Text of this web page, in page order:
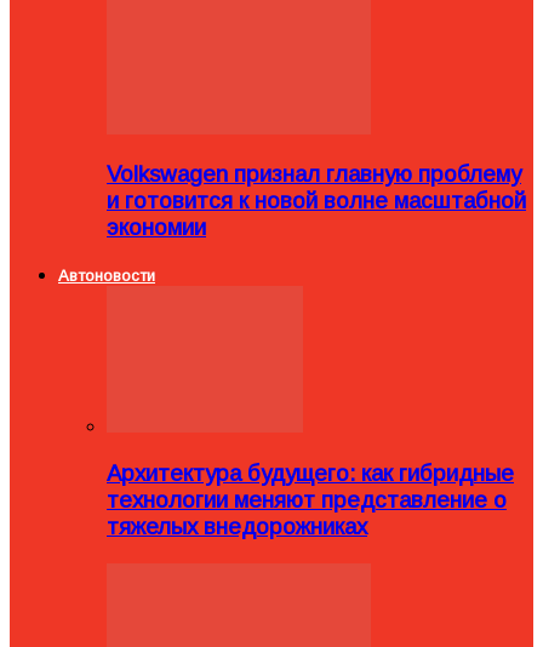
Volkswagen признал главную проблему
и готовится к новой волне масштабной
экономии
Автоновости
Архитектура будущего: как гибридные
технологии меняют представление о
тяжелых внедорожниках